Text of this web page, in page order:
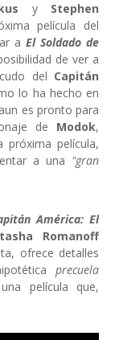
y Stephen
película del
a El Soldado de
de ver a
del Capitán
lo ha hecho en
es pronto para
de Modok,
próxima película,
a una "gran
América: El
Romanoff
ofrece detalles
precuela
película que,